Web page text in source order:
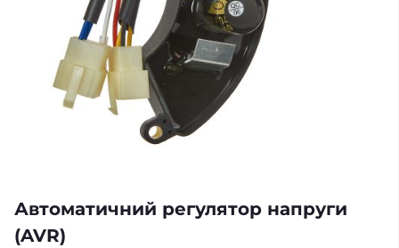
Автоматичний регулятор напруги
(AVR)